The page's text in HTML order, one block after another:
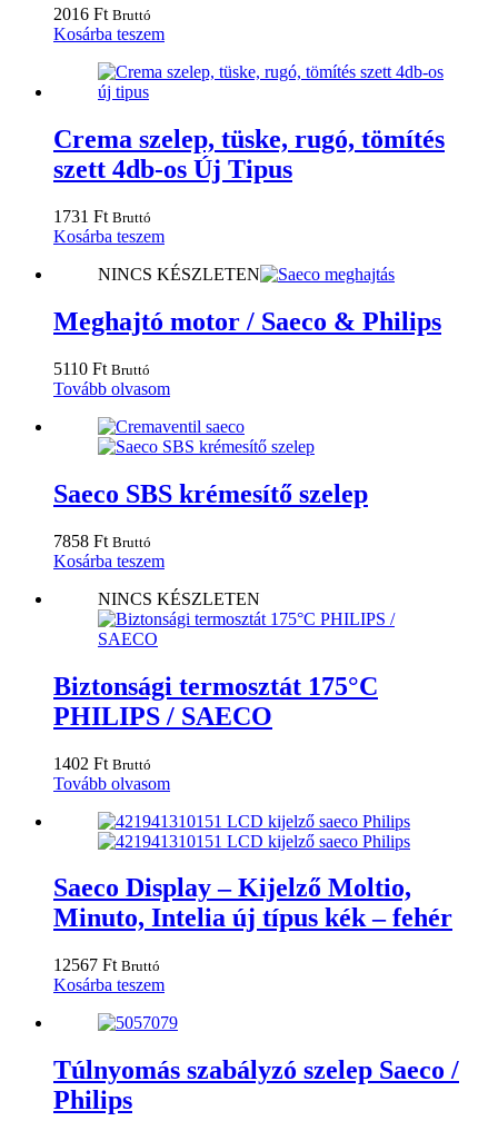
2016 Ft Bruttó
Kosárba teszem
Crema szelep, tüske, rugó, tömítés
szett 4db-os Új Tipus
1731 Ft Bruttó
Kosárba teszem
NINCS KÉSZLETEN
Meghajtó motor / Saeco & Philips
5110 Ft Bruttó
Tovább olvasom
Saeco SBS krémesítő szelep
7858 Ft Bruttó
Kosárba teszem
NINCS KÉSZLETEN
Biztonsági termosztát 175°C
PHILIPS / SAECO
1402 Ft Bruttó
Tovább olvasom
Saeco Display – Kijelző Moltio,
Minuto, Intelia új típus kék – fehér
12567 Ft Bruttó
Kosárba teszem
Túlnyomás szabályzó szelep Saeco /
Philips